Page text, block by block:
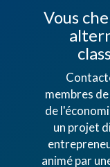
Vous
membres
de
un projet
animé par